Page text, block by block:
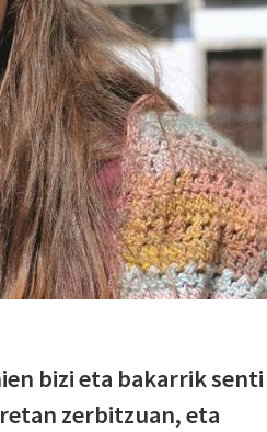
bizi eta bakarrik senti
zerbitzuan, eta